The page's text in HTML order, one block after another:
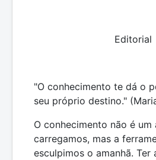
Editorial
"O conhecimento te dá o
seu próprio destino."
O conhecimento não é um
carregamos, mas a
esculpimos o amanhã. Ter